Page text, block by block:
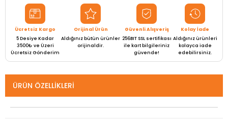
Ücretsiz Kargo
5 Desiye Kadar
3500₺ ve Üzeri
Ücretsiz Gönderim
Orijinal Ürün
Aldığınız bütün ürünler
orijinaldir.
Güvenli Alışveriş
256BIT SSL sertifikası
ile kart bilgileriniz
güvende!
Kolay İade
Aldığınız ürünleri
kolayca iade
edebilirsiniz.
ÜRÜN ÖZELLIKLERI